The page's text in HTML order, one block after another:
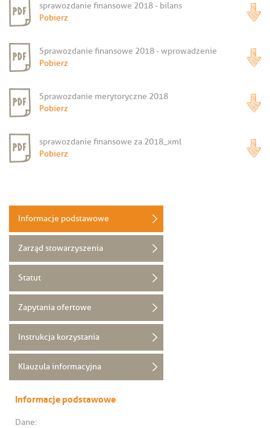
sprawozdanie finansowe 2018 - bilans
Pobierz
Sprawozdanie finansowe 2018 - wprowadzenie
Pobierz
Sprawozdanie merytoryczne 2018
Pobierz
sprawozdanie finansowe za 2018_xml
Pobierz
Informacje podstawowe
Zarząd stowarzyszenia
Statut
Zapytania ofertowe
Instrukcja korzystania
Klauzula informacyjna
Informacje podstawowe
Dane: